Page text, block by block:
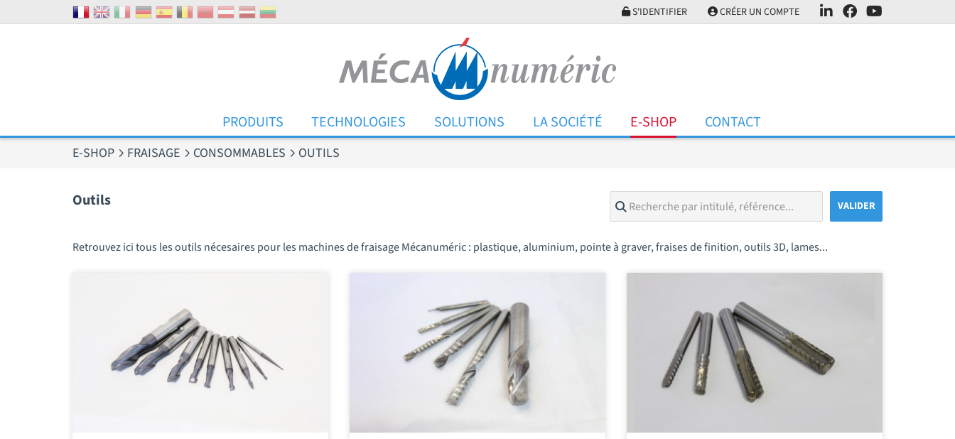
S'IDENTIFIER CRÉER UN COMPTE
PRODUITS TECHNOLOGIES SOLUTIONS LA SOCIÉTÉ E-SHOP CONTACT
E-SHOP FRAISAGE CONSOMMABLES OUTILS
Outils
Retrouvez ici tous les outils nécesaires pour les machines de fraisage Mécanuméric : plastique, aluminium, pointe à graver, fraises de finition, outils 3D, lames...
Panneau de gestion des cookies